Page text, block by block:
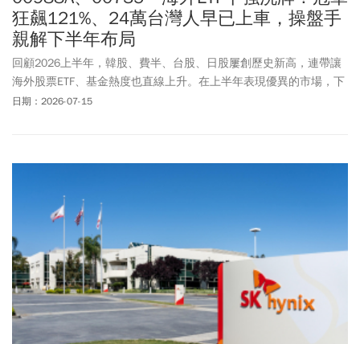
狂飆121%、24萬台灣人早已上車，操盤手
親解下半年布局
回顧2026上半年，韓股、費半、台股、日股屢創歷史新高，連帶讓
海外股票ETF、基金熱度也直線上升。在上半年表現優異的市場，下
半年是否有機會再走揚？基金操盤手一致看好不應錯過：「科
日期：2026-07-15